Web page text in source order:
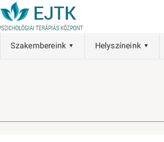
Szakembereink Helyszíneink